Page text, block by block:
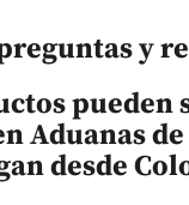
y
pueden
Aduanas de
desde